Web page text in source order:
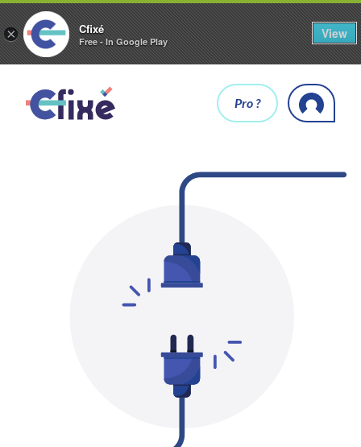
× Cfixé
Free - In Google Play
View
Pro ?